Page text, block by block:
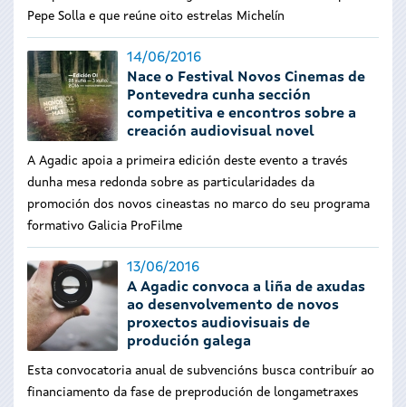
Pepe Solla e que reúne oito estrelas Michelín
14/06/2016
Nace o Festival Novos Cinemas de
Pontevedra cunha sección
competitiva e encontros sobre a
creación audiovisual novel
A Agadic apoia a primeira edición deste evento a través
dunha mesa redonda sobre as particularidades da
promoción dos novos cineastas no marco do seu programa
formativo Galicia ProFilme
13/06/2016
A Agadic convoca a liña de axudas
ao desenvolvemento de novos
proxectos audiovisuais de
produción galega
Esta convocatoria anual de subvencións busca contribuír ao
financiamento da fase de preprodución de longametraxes